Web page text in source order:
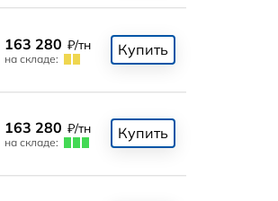
163 280 ₽/тн
на складе:
Купить
163 280 ₽/тн
на складе:
Купить